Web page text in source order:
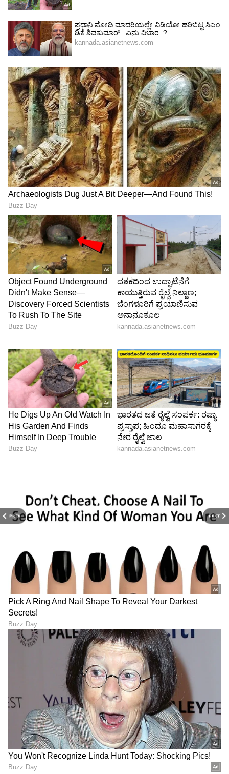
PREV NEXT
ಮೇಲೆ ವಿಶೇಷ ನ್ಯಾಯಾಲಯವು ಪ್ರಕರಣ
ದಾಖಲಿಸಿಕೊಂಡಾಗ, ಬೇಸತ್ತ ಪತಿ ತನಗೆ ನ್ಯಾಯ ಕೋರಿ
ಹೈಕೋರ್ಟ್ ಮೆಟ್ಟಿಲೇರಿದ್ದರು.
ನ್ಯಾಯಾಲಯದಲ್ಲಿ ಖುದ್ದಾಗಿ ಹಾಜರಾಗಿದ್ದ ಪತಿಯು, ಪತ್ನಿ
ನೀಡಿರುವ ದೂರಿನಲ್ಲಿ ತನ್ನ ವಿರುದ್ಧದ ಅಪರಾಧಗಳನ್ನು
ಸಾಬೀತುಪಡಿಸಲು ಬೇಕಾದ ಯಾವುದೇ ಬಲವಾದ
ಸಾಕ್ಷ್ಯಾಧಾರಗಳಿಲ್ಲ ಎಂದು ವಾದಿಸಿದರು. ತನ್ನಿಂದ
ದೂರವಾಗಿರುವ ಪತ್ನಿಗೆ ಮೊದಲಿನಿಂದಲೂ ಸಂಸಾರ
ಮಾಡುವುದರಲ್ಲಿ ಆಸಕ್ತಿ ಇರಲಿಲ್ಲ ಮತ್ತು ಆಕೆಗೆ ಪದೇ ಪದೇ
ಮನೆ ಬಿಟ್ಟು ಹೋಗುವ ಅಭ್ಯಾಸವಿತ್ತು ಎಂದು ನ್ಯಾಯಪೀಠಕ್ಕೆ
ತಿಳಿಸಿದರು. ಅಲ್ಲದೆ, ಆಕೆ ತನ್ನ ಮೇಲೆ ಚಾಕುವಿನಿಂದ ಹಲ್ಲೆ
ನಡೆಸಿದ ಕಾರಣಕ್ಕಾಗಿಯೇ ತಾನು ಮೊದಲು ದೂರು ನೀಡಿದ್ದಾಗಿ
ಕೋರ್ಟ್‌ಗೆ ಮನವರಿಕೆ ಮಾಡಿಕೊಟ್ಟರು. ಇದಕ್ಕೆ ತದ್ವಿರುದ್ಧವಾಗಿ
ವಾದ ಮಂಡಿಸಿದ ಹೆಚ್ಚುವರಿ ರಾಜ್ಯ ಸಾರ್ವಜನಿಕ
ಅಭಿಯೋಜಕರಾದ ಬಿ.ಎನ್. ಜಗದೀಶ ಅವರು, ಪತ್ನಿ
ಮಾಡಿರುವ ಗಂಭೀರ ಆರೋಪಗಳ ಹಿನ್ನೆಲೆಯಲ್ಲಿ ಈ
ಪ್ರಕರಣಕ್ಕೆ ಕನಿಷ್ಠ ಸಾಕ್ಷ್ಯಾಧಾರದ ಅಗತ್ಯವಿದೆ ಎಂದು
ಸಮರ್ಥಿಸಿಕೊಂಡರು. ವರದಕ್ಷಿಣೆಯ ಬೇಡಿಕೆ ಇಟ್ಟಿಲ್ಲ ಎಂಬ
ಪತಿಯ ಕೇವಲ ಮೌಖಿಕ ಹೇಳಿಕೆಗಳನ್ನು ವಿಚಾರಣೆಯಿಲ್ಲದೆ
ಒಪ್ಪಲು ಸಾಧ್ಯವಿಲ್ಲ ಎಂದರು. ಪತಿಯ ಕಿರುಕುಳ
ತಡೆಯಲಾರದೆ ಪೊಲೀಸರೇ ಸಂತ್ರಸ್ತ ಪತ್ನಿಯನ್ನು ಬೆಂಗಳೂರಿಗೆ
ಕರೆತಂದು ರಕ್ಷಣೆ ನೀಡಿದ್ದರು ಮತ್ತು ಪತಿ ದಾಖಲಿಸಿರುವ ಹಲ್ಲೆ
ಸರ್ಕಾರದ ಪರ ವಕೀಲರು ನ್ಯಾಯಾಲಯದ ಗಮನಕ್ಕೆ
ತಂದರು. ಆದರೆ, ಸುಪ್ರೀಂ ಕೋರ್ಟ್‌ನ ಹಳೆಯ ತೀರ್ಪುಗಳನ್ನು
ಪುನರುಚ್ಚರಿಸಿದ ಹೈಕೋರ್ಟ್, ಎಸ್‌ಸಿ/ಎಸ್‌ಟಿ ಕಾಯ್ದೆಯ
ವ್ಯಾಪ್ತಿಗೆ ಸಾರ್ವಜನಿಕ ವೀಕ್ಷಣೆ ಅತ್ಯಗತ್ಯ ಎಂಬ
ನಿಯಮವನ್ನು ಎತ್ತಿಹಿಡಿದು, ಗೃಹಾಂತರ ನಿಂದನೆಗೆ ಈ ಕಾಯ್ದೆ
ಅನ್ವಯಿಸುವುದಿಲ್ಲ ಎಂಬ ಐತಿಹಾಸಿಕ ಆದೇಶ ನೀಡಿದೆ.